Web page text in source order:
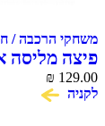
/ חברה
אנד
₪